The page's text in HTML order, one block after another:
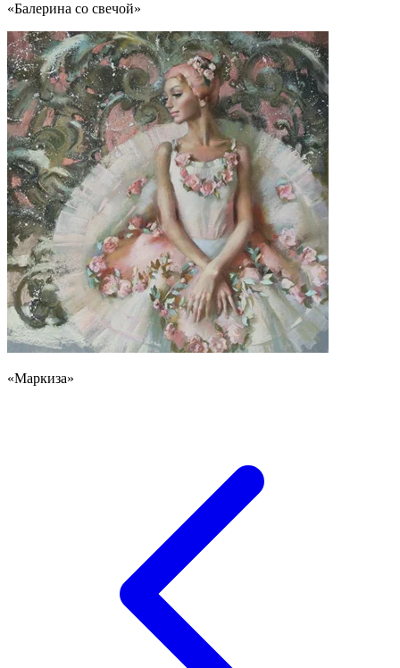
«Балерина со свечой»
«Маркиза»